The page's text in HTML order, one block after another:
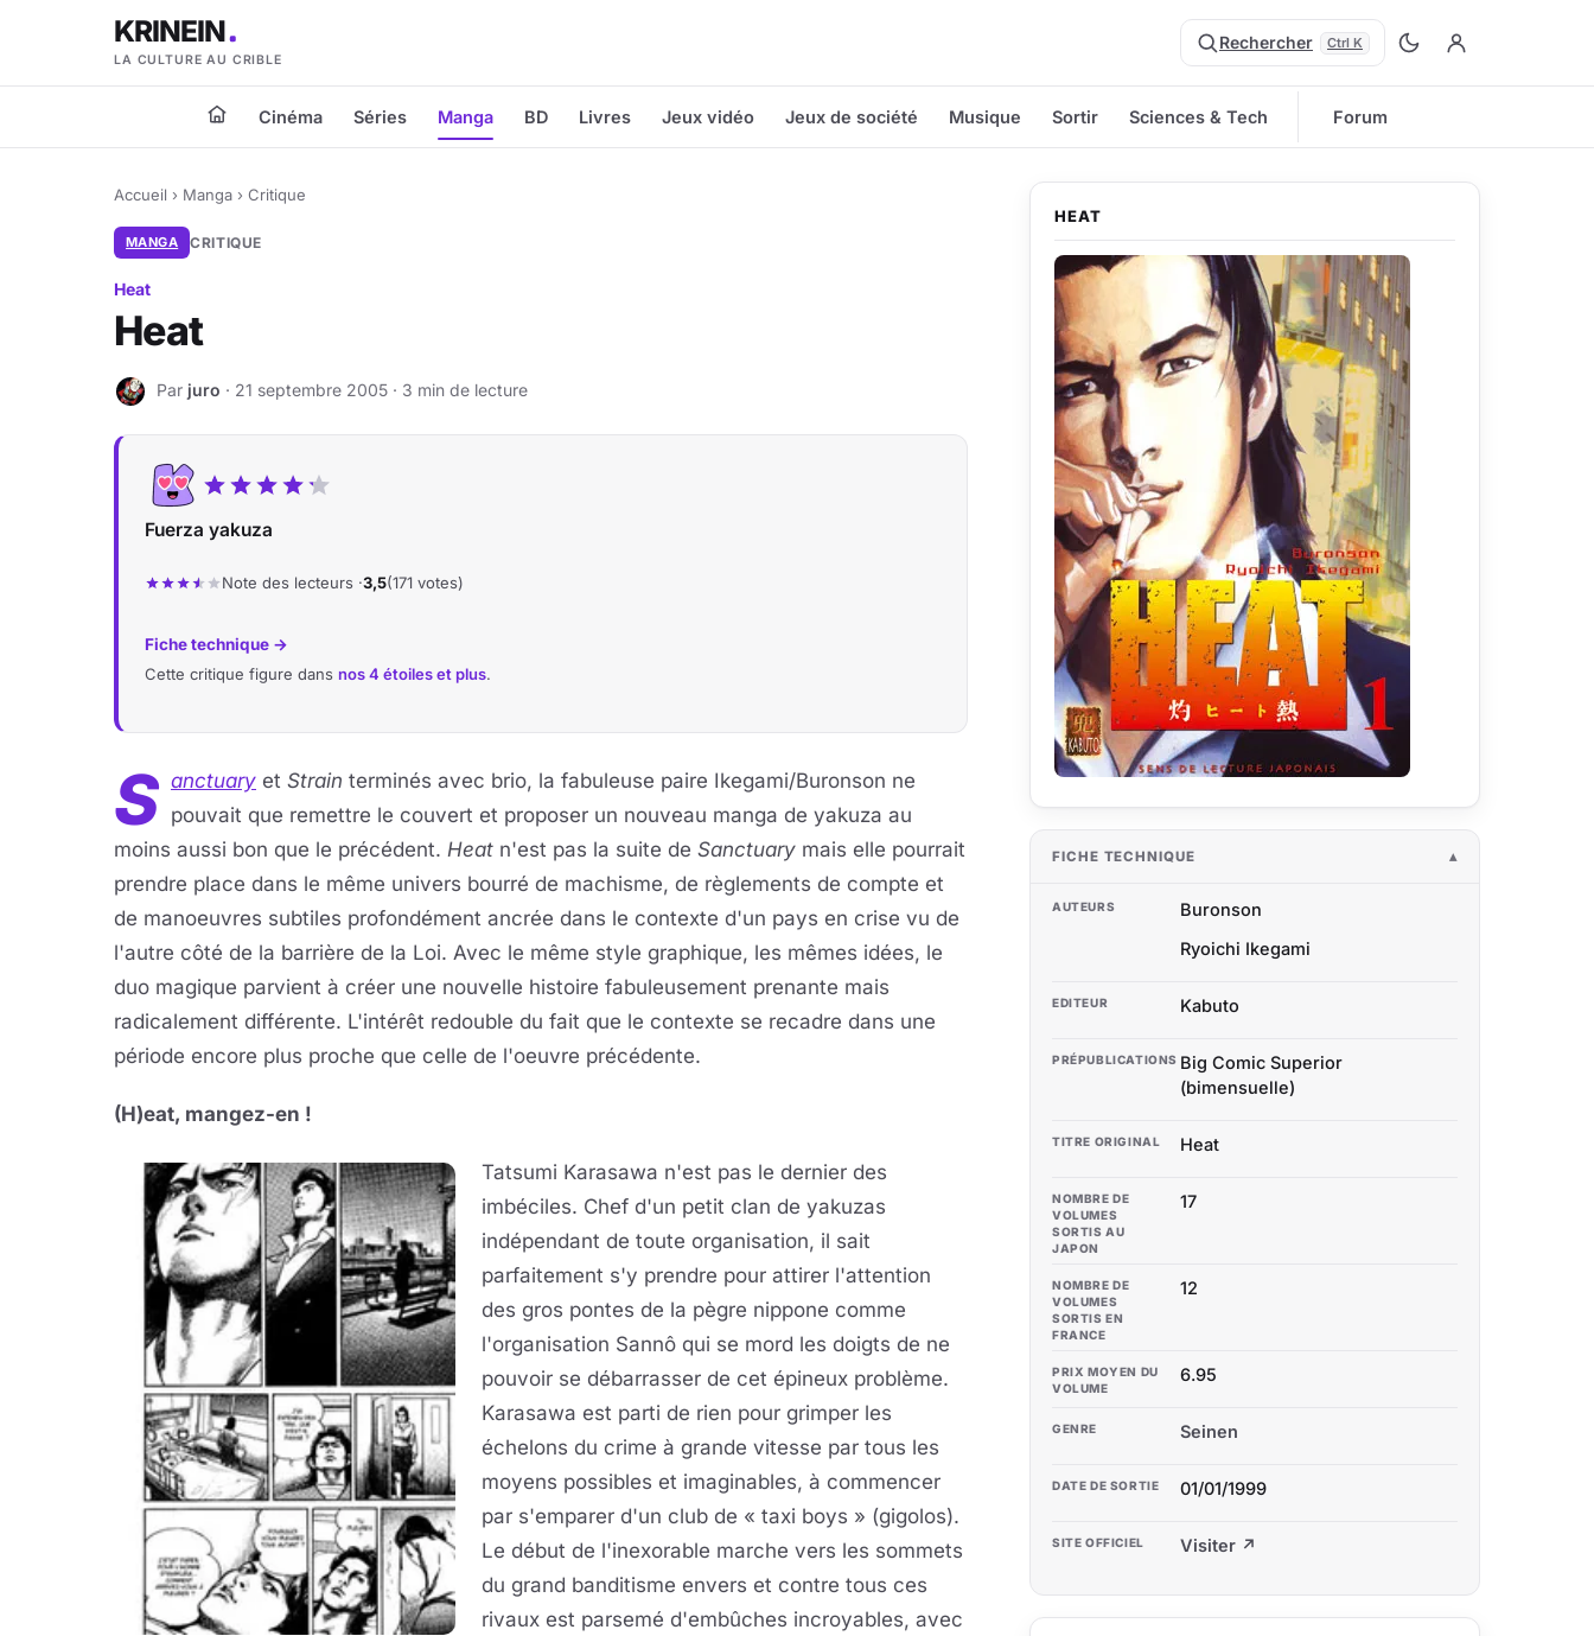
KRINEIN
LA CULTURE AU CRIBLE
Rechercher Ctrl K
Cinéma Séries Manga BD Livres Jeux vidéo Jeux de société Musique Sortir Sciences & Tech Forum
Accueil › Manga › Critique
MANGA CRITIQUE
Heat
Heat
J Par juro · 21 septembre 2005 · 3 min de lecture
Fuerza yakuza
Note des lecteurs ·3,5(171 votes)
Fiche technique →
Cette critique figure dans nos 4 étoiles et plus.
S anctuary et Strain terminés avec brio, la fabuleuse paire Ikegami/Buronson ne
pouvait que remettre le couvert et proposer un nouveau manga de yakuza au
moins aussi bon que le précédent. Heat n'est pas la suite de Sanctuary mais elle pourrait
prendre place dans le même univers bourré de machisme, de règlements de compte et
de manoeuvres subtiles profondément ancrée dans le contexte d'un pays en crise vu de
l'autre côté de la barrière de la Loi. Avec le même style graphique, les mêmes idées, le
duo magique parvient à créer une nouvelle histoire fabuleusement prenante mais
radicalement différente. L'intérêt redouble du fait que le contexte se recadre dans une
période encore plus proche que celle de l'oeuvre précédente.
(H)eat, mangez-en !
Tatsumi Karasawa n'est pas le dernier des
imbéciles. Chef d'un petit clan de yakuzas
indépendant de toute organisation, il sait
parfaitement s'y prendre pour attirer l'attention
des gros pontes de la pègre nippone comme
l'organisation Sannô qui se mord les doigts de ne
pouvoir se débarrasser de cet épineux problème.
Karasawa est parti de rien pour grimper les
échelons du crime à grande vitesse par tous les
moyens possibles et imaginables, à commencer
par s'emparer d'un club de « taxi boys » (gigolos).
Le début de l'inexorable marche vers les sommets
du grand banditisme envers et contre tous ces
rivaux est parsemé d'embûches incroyables, avec
HEAT
FICHE TECHNIQUE
AUTEURS
Buronson
Ryoichi Ikegami
EDITEUR Kabuto
PRÉPUBLICATIONS Big Comic Superior
(bimensuelle)
TITRE ORIGINAL Heat
NOMBRE DE
VOLUMES
SORTIS AU
JAPON
17
NOMBRE DE
VOLUMES
SORTIS EN
FRANCE
12
PRIX MOYEN DU
VOLUME
6.95
GENRE Seinen
DATE DE SORTIE 01/01/1999
SITE OFFICIEL Visiter ↗